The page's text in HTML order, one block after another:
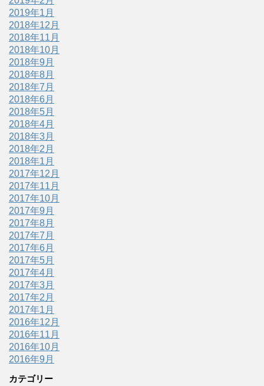
2019年1月
2018年12月
2018年11月
2018年10月
2018年9月
2018年8月
2018年7月
2018年6月
2018年5月
2018年4月
2018年3月
2018年2月
2018年1月
2017年12月
2017年11月
2017年10月
2017年9月
2017年8月
2017年7月
2017年6月
2017年5月
2017年4月
2017年3月
2017年2月
2017年1月
2016年12月
2016年11月
2016年10月
2016年9月
カテゴリー